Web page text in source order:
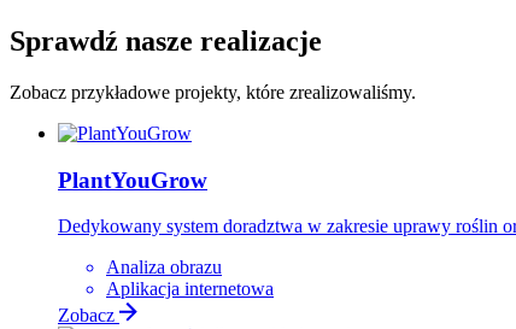
Sprawdź nasze realizacje
Zobacz przykładowe projekty, które zrealizowaliśmy.
PlantYouGrow
Dedykowany system doradztwa w zakresie uprawy roślin
Analiza obrazu
Aplikacja internetowa
Zobacz